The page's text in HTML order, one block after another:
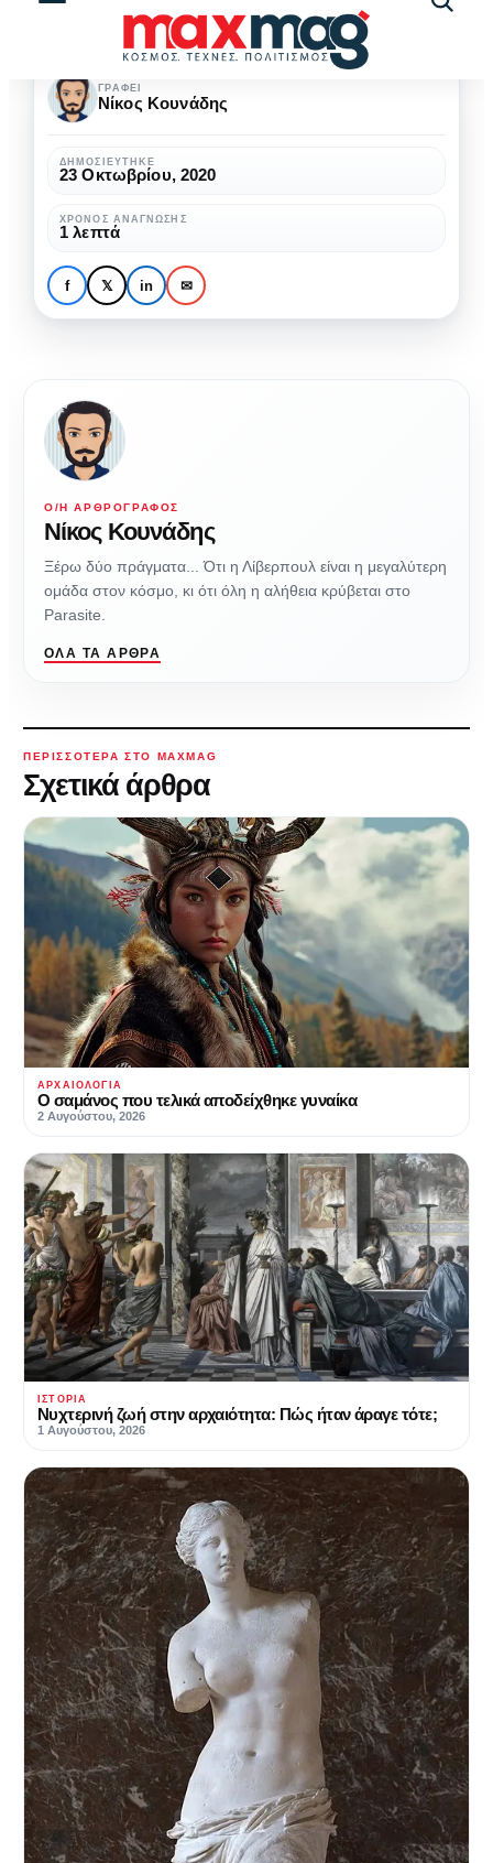
ΓΡΆΦΕΙ
Νίκος Κουνάδης
ΔΗΜΟΣΙΕΎΤΗΚΕ
23 Οκτωβρίου, 2020
ΧΡΌΝΟΣ ΑΝΆΓΝΩΣΗΣ
1 λεπτά
f 𝕏 in ✉
Ο/Η ΑΡΘΡΟΓΡΆΦΟΣ
Νίκος Κουνάδης
Ξέρω δύο πράγματα... Ότι η Λίβερπουλ είναι η μεγαλύτερη
ομάδα στον κόσμο, κι ότι όλη η αλήθεια κρύβεται στο
Parasite.
ΌΛΑ ΤΑ ΆΡΘΡΑ
ΠΕΡΙΣΣΌΤΕΡΑ ΣΤΟ MAXMAG
Σχετικά άρθρα
ΑΡΧΑΙΟΛΟΓΊΑ
Ο σαμάνος που τελικά αποδείχθηκε γυναίκα
2 Αυγούστου, 2026
ΙΣΤΟΡΊΑ
Νυχτερινή ζωή στην αρχαιότητα: Πώς ήταν άραγε τότε;
1 Αυγούστου, 2026